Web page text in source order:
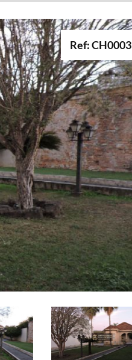
Ref: CH0003